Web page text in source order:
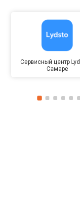
Сервисный центр
Самаре